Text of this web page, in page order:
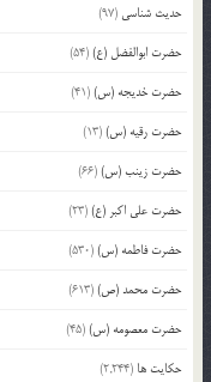
حدیث شناسی (97)
حضرت ابوالفضل (ع)(54)
حضرت خدیجه (س)(41)
حضرت رقیه (س)(13)
حضرت زینب (س)(66)
حضرت علی اکبر (ع)(23)
حضرت فاطمه (س)(530)
حضرت محمد (ص)(613)
حضرت معصومه (س)(45)
حکایت ها (2,244)